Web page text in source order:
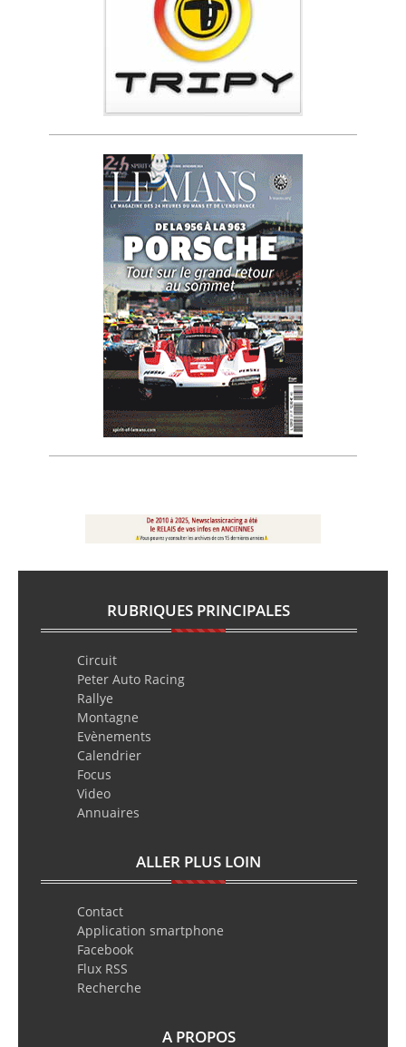
RUBRIQUES PRINCIPALES
Circuit
Peter Auto Racing
Rallye
Montagne
Evènements
Calendrier
Focus
Video
Annuaires
ALLER PLUS LOIN
Contact
Application smartphone
Facebook
Flux RSS
Recherche
A PROPOS